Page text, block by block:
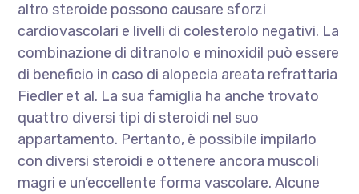
altro steroide possono causare sforzi
cardiovascolari e livelli di colesterolo negativi. La
combinazione di ditranolo e minoxidil può essere
di beneficio in caso di alopecia areata refrattaria
Fiedler et al. La sua famiglia ha anche trovato
quattro diversi tipi di steroidi nel suo
appartamento. Pertanto, è possibile impilarlo
con diversi steroidi e ottenere ancora muscoli
magri e un’eccellente forma vascolare. Alcune